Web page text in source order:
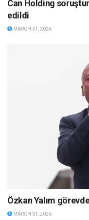
Can Holding
edildi
MARCH 31, 2026
Özkan Yalım
MARCH 31, 2026